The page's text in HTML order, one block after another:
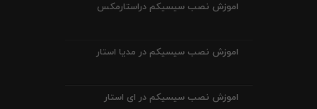
اموزش نصب سیسیکم دراستارمکس
اموزش نصب سیسیکم در مدیا استار
اموزش نصب سیسیکم در ای استار